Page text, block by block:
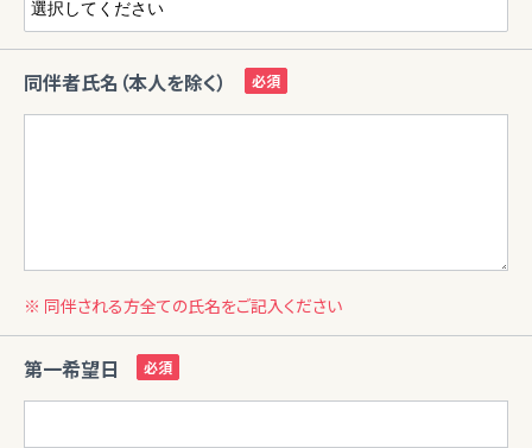
同伴者氏名（本人を除く）
※ 同伴される方全ての氏名をご記入ください
第一希望日